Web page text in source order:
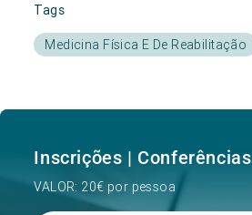
Tags
Medicina Física E De Reabilitação
Inscrições | Conferências
VALOR: 20€ por pessoa